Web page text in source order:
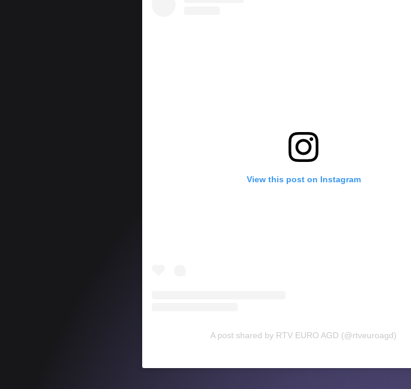
View this post on Instagram
A post shared by RTV EURO AGD (@rtveuroagd)